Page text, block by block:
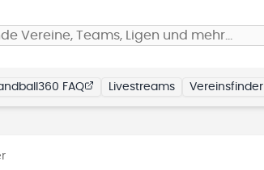
Vereine, Teams, Ligen und mehr…
FAQ Livestreams Vereinsfinder